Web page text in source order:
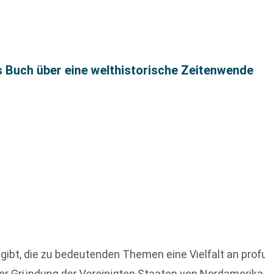
Buch über eine welthistorische Zeitenwende
die zu bedeutenden Themen eine Vielfalt an